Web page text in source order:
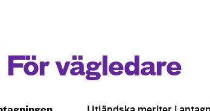
För vägledare